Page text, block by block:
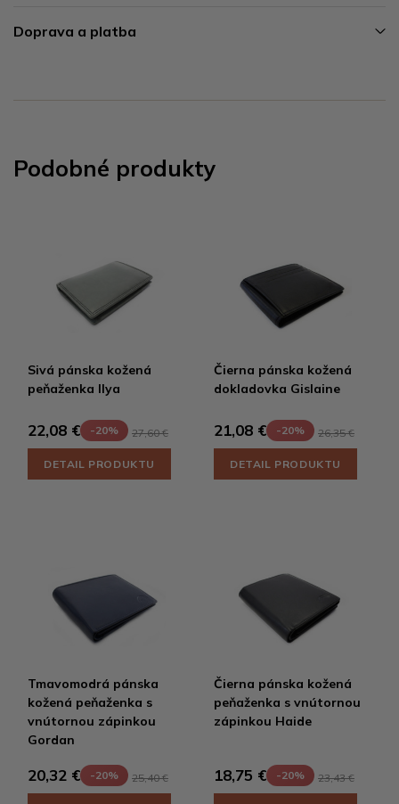
Doprava a platba
Podobné produkty
Sivá pánska kožená
peňaženka Ilya
22,08 € -20% 27,60 €
DETAIL PRODUKTU
Čierna pánska kožená
dokladovka Gislaine
21,08 € -20% 26,35 €
DETAIL PRODUKTU
Tmavomodrá pánska
kožená peňaženka s
vnútornou zápinkou
Gordan
20,32 € -20% 25,40 €
Čierna pánska kožená
peňaženka s vnútornou
zápinkou Haide
18,75 € -20% 23,43 €